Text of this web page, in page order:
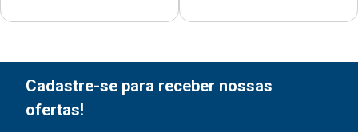
Cadastre-se para receber nossas
ofertas!